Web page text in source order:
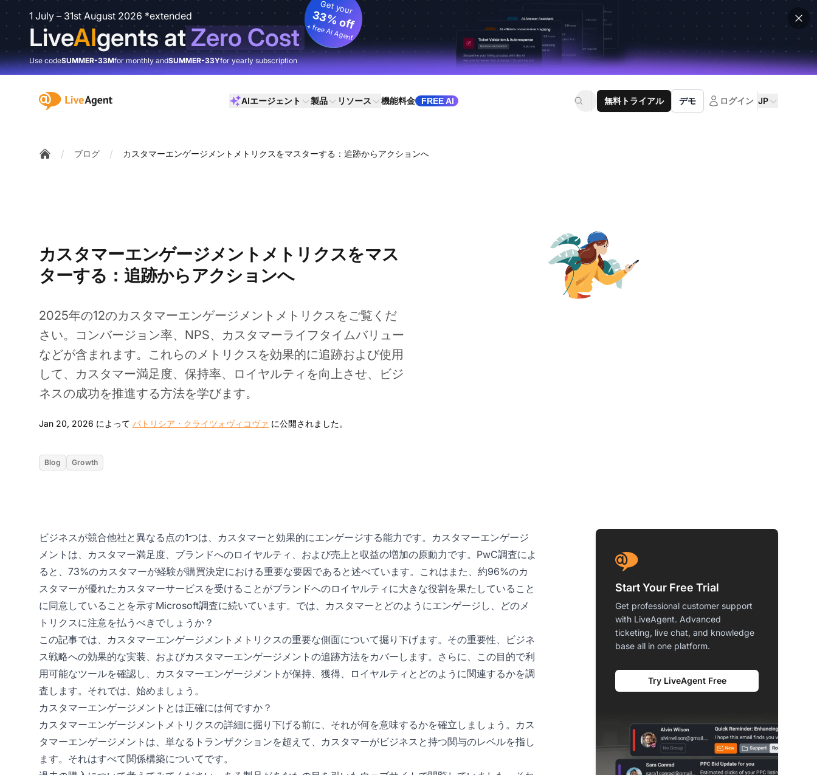
1 July – 31st August 2026 *extended
LiveAIgents atZero Cost
Get your
33% off
+ free AI Agent
Use codeSUMMER-33Mfor monthly andSUMMER-33Yfor yearly subscription
:site.title AIエージェント 製品 リソース 機能料金 FREE AI 無料トライアル デモ ログイン JP
/ ブログ / カスタマーエンゲージメントメトリクスをマスターする：追跡からアクションへ
カスタマーエンゲージメントメトリクスをマス
ターする：追跡からアクションへ
2025年の12のカスタマーエンゲージメントメトリクスをご覧くだ
さい。コンバージョン率、NPS、カスタマーライフタイムバリュー
などが含まれます。これらのメトリクスを効果的に追跡および使用
して、カスタマー満足度、保持率、ロイヤルティを向上させ、ビジ
ネスの成功を推進する方法を学びます。
Jan 20, 2026 によって パトリシア・クライツォヴィコヴァ に公開されました。
Blog Growth
ビジネスが競合他社と異なる点の1つは、カスタマーと効果的にエンゲージする能力です。カスタマーエンゲージ
メントは、カスタマー満足度、ブランドへのロイヤルティ、および売上と収益の増加の原動力です。PwC調査によ
ると、73%のカスタマーが経験が購買決定における重要な要因であると述べています。これはまた、約96%のカ
スタマーが優れたカスタマーサービスを受けることがブランドへのロイヤルティに大きな役割を果たしていること
に同意していることを示すMicrosoft調査に続いています。では、カスタマーとどのようにエンゲージし、どのメ
トリクスに注意を払うべきでしょうか？
この記事では、カスタマーエンゲージメントメトリクスの重要な側面について掘り下げます。その重要性、ビジネ
ス戦略への効果的な実装、およびカスタマーエンゲージメントの追跡方法をカバーします。さらに、この目的で利
用可能なツールを確認し、カスタマーエンゲージメントが保持、獲得、ロイヤルティとどのように関連するかを調
査します。それでは、始めましょう。
カスタマーエンゲージメントとは正確には何ですか？
カスタマーエンゲージメントメトリクスの詳細に掘り下げる前に、それが何を意味するかを確立しましょう。カス
タマーエンゲージメントは、単なるトランザクションを超えて、カスタマーがビジネスと持つ関与のレベルを指し
ます。それはすべて関係構築についてです。
Start Your Free Trial
Get professional customer support
with LiveAgent. Advanced
ticketing, live chat, and knowledge
base all in one platform.
Try LiveAgent Free